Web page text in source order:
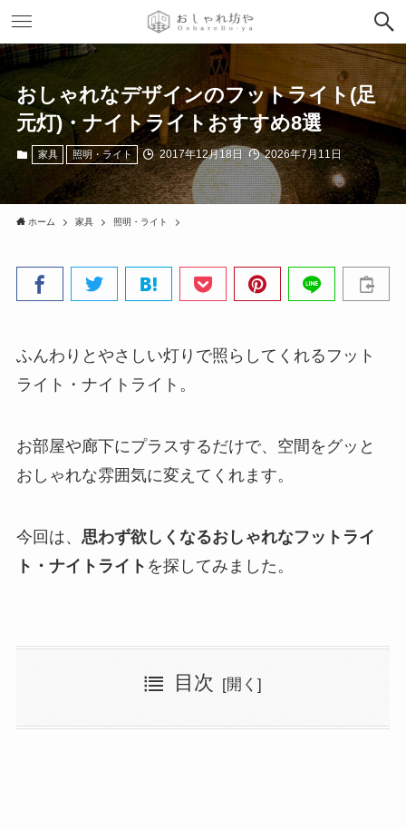
おしゃれなデザインのフットライト(足
元灯)・ナイトライトおすすめ8選
家具 照明・ライト 2017年12月18日 2026年7月11日
ホーム 家具 照明・ライト
ふんわりとやさしい灯りで照らしてくれるフット
ライト・ナイトライト。
お部屋や廊下にプラスするだけで、空間をグッと
おしゃれな雰囲気に変えてくれます。
今回は、 思わず欲しくなるおしゃれなフットライ
ト・ナイトライト を探してみました。
目次